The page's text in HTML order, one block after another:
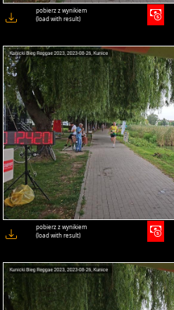
pobierz z wynikiem
(load with result)
pobierz z wynikiem
(load with result)